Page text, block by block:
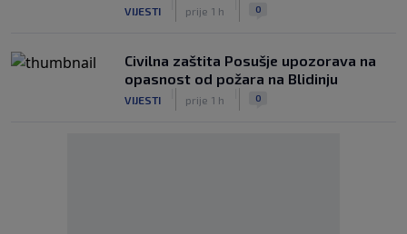
VIJESTI prije 1 h 0
Civilna zaštita Posušje upozorava na
opasnost od požara na Blidinju
VIJESTI prije 1 h 0